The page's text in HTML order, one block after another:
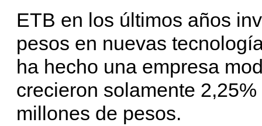
ETB en los últimos años
pesos en nuevas
ha hecho una empresa
crecieron solamente
millones de pesos.